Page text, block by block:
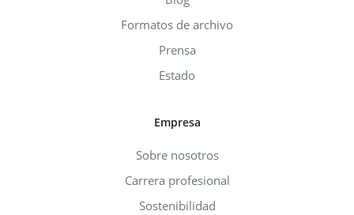
Formatos de archivo
Prensa
Estado
Empresa
Sobre nosotros
Carrera profesional
Sostenibilidad